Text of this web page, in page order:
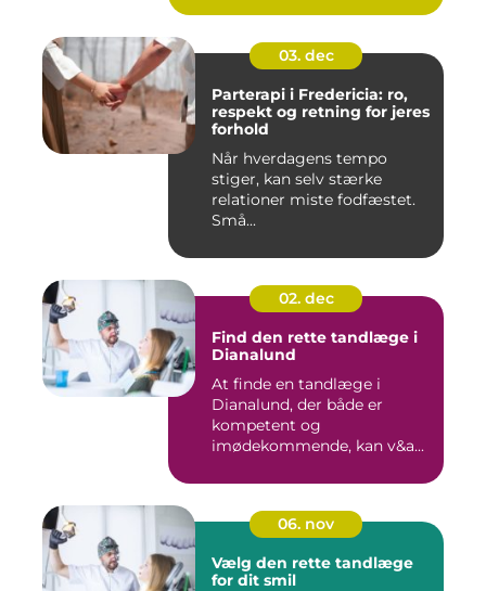
03. dec
Parterapi i Fredericia: ro,
respekt og retning for jeres
forhold
Når hverdagens tempo
stiger, kan selv stærke
relationer miste fodfæstet.
Små...
02. dec
Find den rette tandlæge i
Dianalund
At finde en tandlæge i
Dianalund, der både er
kompetent og
imødekommende, kan v&a...
06. nov
Vælg den rette tandlæge
for dit smil